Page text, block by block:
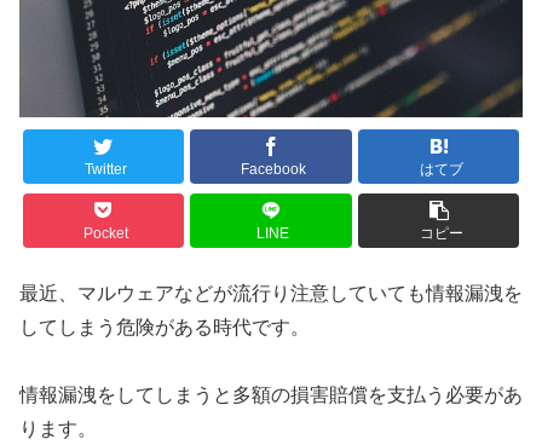
Twitter Facebook はてブ
Pocket LINE コピー
最近、マルウェアなどが流行り注意していても情報漏洩を
してしまう危険がある時代です。
情報漏洩をしてしまうと多額の損害賠償を支払う必要があ
ります。